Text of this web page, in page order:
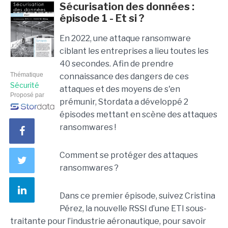
Thématique
Sécurité
Proposé par
Sécurisation des données :
épisode 1 - Et si ?
En 2022, une attaque ransomware
ciblant les entreprises a lieu toutes les
40 secondes. Afin de prendre
connaissance des dangers de ces
attaques et des moyens de s'en
prémunir, Stordata a développé 2
épisodes mettant en scène des attaques
ransomwares !
Comment se protéger des attaques
ransomwares ?
Dans ce premier épisode, suivez Cristina
Pérez, la nouvelle RSSI d’une ETI sous-
traitante pour l’industrie aéronautique, pour savoir